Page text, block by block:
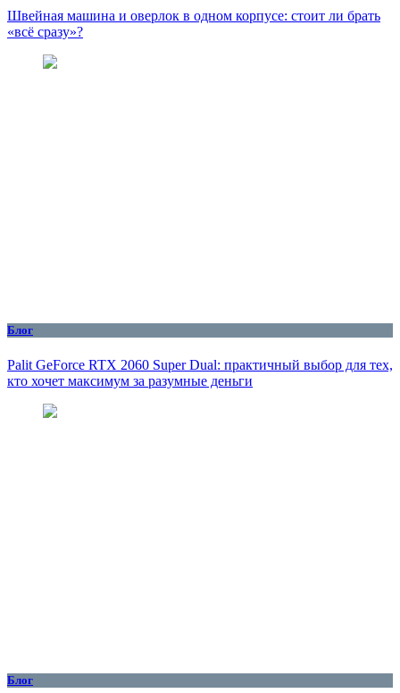
Швейная машина и оверлок в одном корпусе: стоит ли брать
«всё сразу»?
Блог
Palit GeForce RTX 2060 Super Dual: практичный выбор для тех,
кто хочет максимум за разумные деньги
Блог